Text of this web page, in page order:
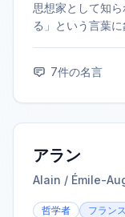
思想家として知
る」という言葉
吐』、哲学書『
7件の名言
アラン
Alain / Émile-
哲学者 フランス